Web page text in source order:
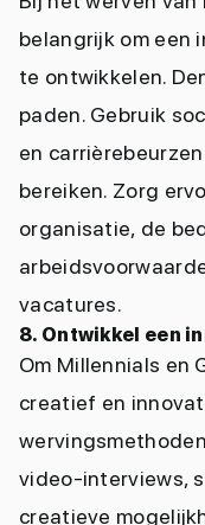
belangrijk om een
te ontwikkelen.
paden. Gebruik
en
bereiken. Zorg
organisatie, de
vacatures.
8. Ontwikkel een
Om Millennials en
creatief en
video-interviews,
creatieve